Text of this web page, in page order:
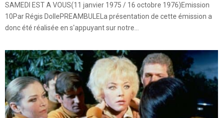
SAMEDI EST A VOUS(11 janvier 1975 / 16 octobre 1976)Emission
10Par Régis DollePREAMBULELa présentation de cette émission a
donc été réalisée en s'appuyant sur notre...